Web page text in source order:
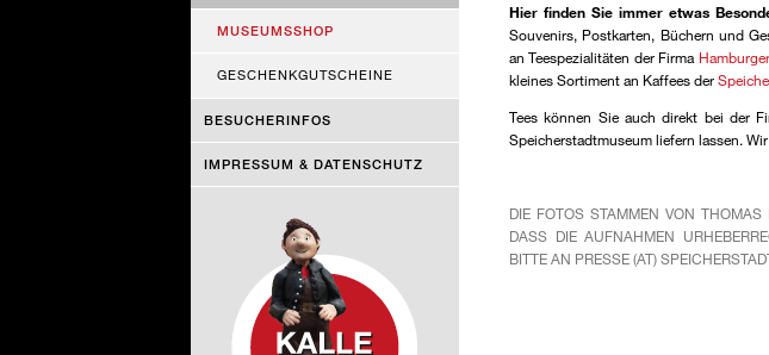
MUSEUMSSHOP
GESCHENKGUTSCHEINE
BESUCHERINFOS
IMPRESSUM & DATENSCHUTZ
Hier finden Sie immer etwas
Souvenirs, Postkarten, Büchern und
an Teespezialitäten der Firma
kleines Sortiment an Kaffees der
Tees können Sie auch direkt bei der
Speicherstadtmuseum liefern lassen.
DIE FOTOS STAMMEN VON
DASS DIE AUFNAHMEN
BITTE AN PRESSE (AT)